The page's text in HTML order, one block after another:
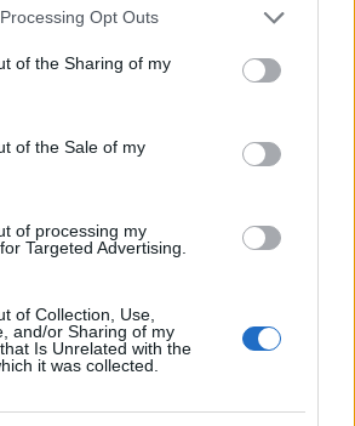
website/app uses one or more Google
or usage behaviour. You may click to
to Google and its third-party tags to
specified purposes in below Google
Opt Outs
of the Sharing of my
of the Sale of my
of processing my
Targeted Advertising.
of Collection, Use,
and/or Sharing of my
Is Unrelated with the
it was collected.